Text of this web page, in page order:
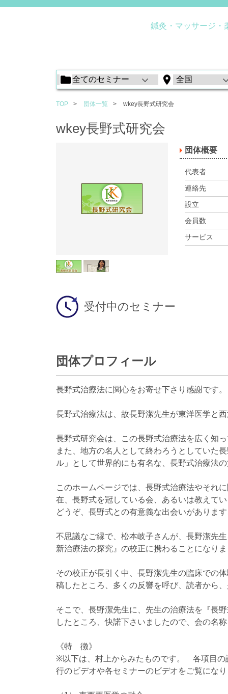
鍼灸・マッサージ・
TOP 団体一覧 wkey長野式研究会
wkey長野式研究会
団体概要
代表者
連絡先
設立
会員数
サービス
受付中のセミナー
団体プロフィール
長野式治療法に関心をお寄せ下さり感謝です。
長野式治療法は、故長野潔先生が東洋医学と
長野式研究会は、この長野式治療法を広く知
また、地方の名人として終わろうとしていた
ル」として世界的にも有名な、長野式治療法
このホームページでは、長野式治療法やそれ
在、長野式を冠している会、あるいは教えて
どうぞ、長野式との有意義な出会いがありま
不思議なご縁で、松本岐子さんが、長野潔先
新治療法の探究』の校正に携わることになり
その校正が長引く中、長野潔先生の臨床での
稿したところ、多くの反響を呼び、読者から
そこで、長野潔先生に、先生の治療法を『長
したところ、快諾下さいましたので、会の名
《特 徴》
※以下は、村上からみたものです。 各項目の
行のビデオや各セミナーのビデオをご覧にな